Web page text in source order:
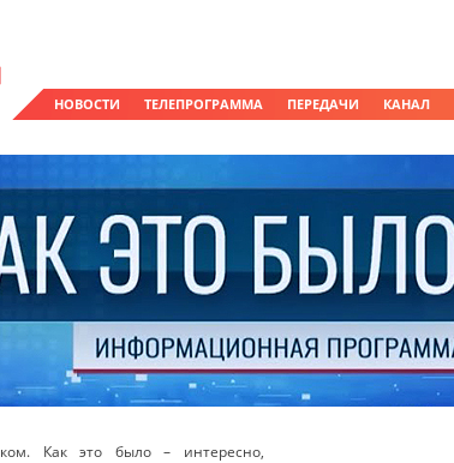
НОВОСТИ ТЕЛЕПРОГРАММА ПЕРЕДАЧИ КАНАЛ
Как это было – интересно,